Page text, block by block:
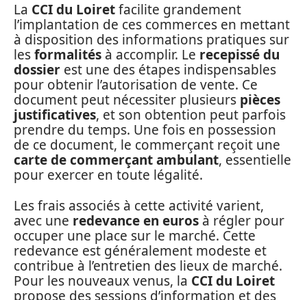
La CCI du Loiretfacilite grandement
l’implantation de ces commerces en mettant
à disposition des informations pratiques sur
lesformalités à accomplir. Le recepissé du
dossier est une des étapes indispensables
pour obtenir l’autorisation de vente. Ce
document peut nécessiter plusieurs pièces
justificatives, et son obtention peut parfois
prendre du temps. Une fois en possession
de ce document, le commerçant reçoit une
carte de commerçant ambulant, essentielle
pour exercer en toute légalité.
Les frais associés à cette activité varient,
avec une redevance en euros à régler pour
occuper une place sur le marché. Cette
redevance est généralement modeste et
contribue à l’entretien des lieux de marché.
Pour les nouveaux venus, la CCI du Loiret
propose des sessions d’information et des